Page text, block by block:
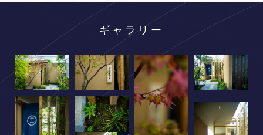
ギャラリー